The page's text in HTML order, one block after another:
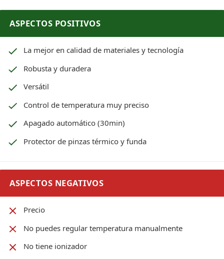
ASPECTOS POSITIVOS
La mejor en calidad de materiales y tecnología
Robusta y duradera
Versátil
Control de temperatura muy preciso
Apagado automático (30min)
Protector de pinzas térmico y funda
ASPECTOS NEGATIVOS
Precio
No puedes regular temperatura manualmente
No tiene ionizador